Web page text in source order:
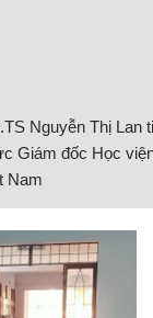
Nguyễn Thị Lan
Giám đốc Học
Nam